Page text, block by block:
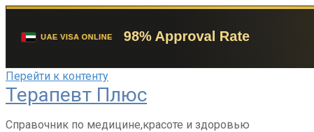
Перейти к контенту
Терапевт Плюс
Справочник по медицине,красоте и здоровью